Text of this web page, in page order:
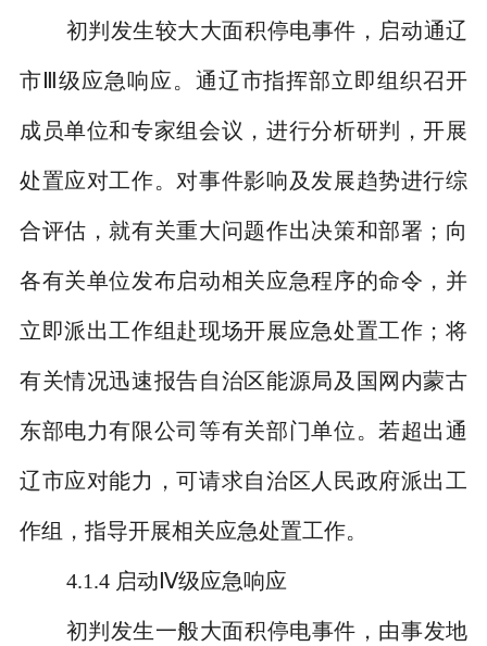
初判发生较大大面积停电事件，启动通辽
市 级应急响应。通辽市指挥部立即组织召开
成员单位和专家组会议，进行分析研判，开展
处置应对工作。对事件影响及发展趋势进行综
合评估，就有关重大问题作出决策和部署；向
各有关单位发布启动相关应急程序的命令，并
立即派出工作组赴现场开展应急处置工作；将
有关情况迅速报告自治区能源局及国网内蒙古
东部电力有限公司等有关部门单位。若超出通
辽市应对能力，可请求自治区人民政府派出工
作组，指导开展相关应急处置工作。
4.1.4 启动Ⅳ级应急响应
初判发生一般大面积停电事件，由事发地